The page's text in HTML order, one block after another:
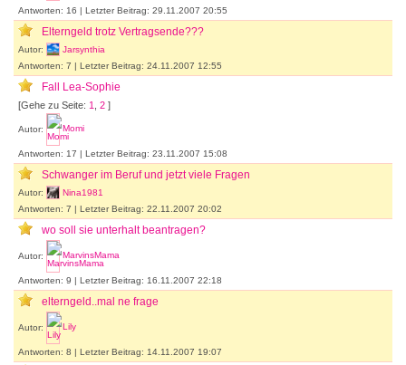
Antworten: 16 | Letzter Beitrag: 29.11.2007 20:55
Elterngeld trotz Vertragsende???
Autor:
Jarsynthia
Antworten: 7 | Letzter Beitrag: 24.11.2007 12:55
Fall Lea-Sophie
[Gehe zu Seite: 1 2 ]
Autor: Momi
Antworten: 17 | Letzter Beitrag: 23.11.2007 15:08
Schwanger im Beruf und jetzt viele Fragen
Autor:
Nina1981
Antworten: 7 | Letzter Beitrag: 22.11.2007 20:02
wo soll sie unterhalt beantragen?
Autor: MarvinsMama
Antworten: 9 | Letzter Beitrag: 16.11.2007 22:18
elterngeld..mal ne frage
Autor: Lily
Antworten: 8 | Letzter Beitrag: 14.11.2007 19:07